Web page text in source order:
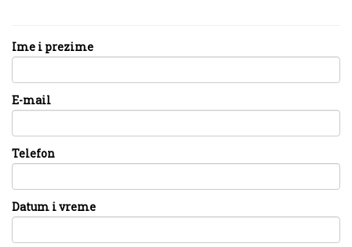
Ime i prezime
E-mail
Telefon
Datum i vreme